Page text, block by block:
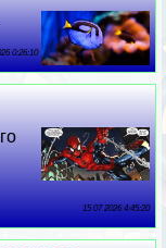
0:26:10
15 07 2026 4:45:20